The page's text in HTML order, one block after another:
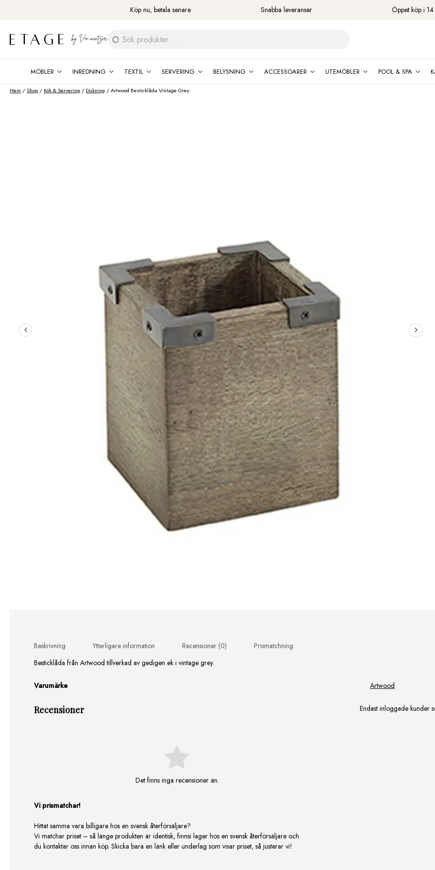
Köp nu, betala senare Snabba leveranser Öppet köp i
Sök
efter:
MÖBLER INREDNING TEXTIL SERVERING BELYSNING ACCESSOARER UTEMÖBLER POOL & SPA
Hem /Shop / Kök & Servering / Dukning / Artwood Besticklåda Vintage Grey
Beskrivning Ytterligare information Recensioner (0)
Prismatchning
Besticklåda från Artwood tillverkad av gedigen ek i vintage grey.
Varumärke Artwood
Recensioner
Det finns inga recensioner än.
Endast inloggade kunder
Vi prismatchar!
Hittat samma vara billigare hos en svensk återförsäljare?
Vi matchar priset – så länge produkten är identisk, finnsi lager hos en svensk återförsäljare och
du kontaktar oss innan köp. Skicka bara en länk eller underlag som visar priset, så justerar vi!